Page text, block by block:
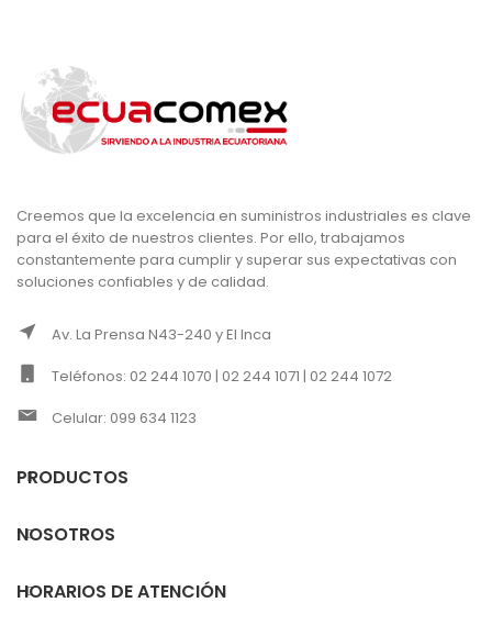
Creemos que la excelencia en suministros industriales es clave
para el éxito de nuestros clientes. Por ello, trabajamos
constantemente para cumplir y superar sus expectativas con
soluciones confiables y de calidad.
Av. La Prensa N43-240 y El Inca
Teléfonos: 02 244 1070 | 02 244 1071 | 02 244 1072
Celular: 099 634 1123
PRODUCTOS
NOSOTROS
HORARIOS DE ATENCIÓN